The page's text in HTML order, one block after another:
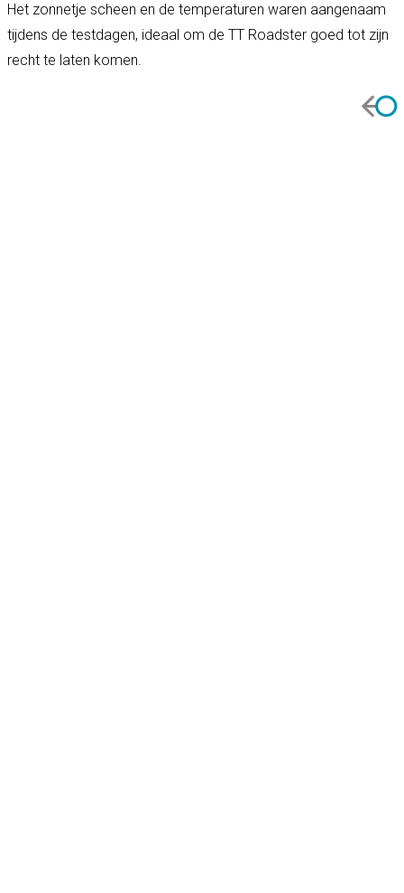
Het zonnetje scheen en de temperaturen waren aangenaam
tijdens de testdagen, ideaal om de TT Roadster goed tot zijn
recht te laten komen.